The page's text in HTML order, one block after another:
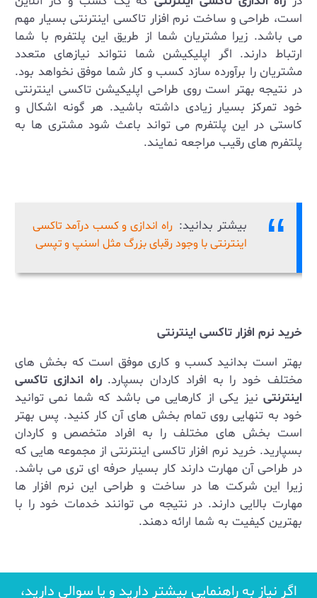
است، طراحی و ساخت نرم افزار تاکسی اینترنتی بسیار مهم
می باشد. زیرا مشتریان شما از طریق این پلتفرم با شما
ارتباط دارند. اگر اپلیکیشن شما نتواند نیازهای متعدد
مشتریان را برآورده سازد کسب و کار شما موفق نخواهد بود.
در نتیجه بهتر است روی طراحی اپلیکیشن تاکسی اینترنتی
خود تمرکز بسیار زیادی داشته باشید. هر گونه اشکال و
کاستی در این پلتفرم می تواند باعث شود مشتری ها به
پلتفرم های رقیب مراجعه نمایند.
بیشتر بدانید: راه اندازی و کسب درآمد تاکسی
اینترنتی با وجود رقبای بزرگ مثل اسنپ و تپسی
خرید نرم افزار تاکسی اینترنتی
بهتر است بدانید کسب و کاری موفق است که بخش های
مختلف خود را به افراد کاردان بسپارد.راه اندازی تاکسی
اینترنتی نیز یکی از کارهایی می باشد که شما نمی توانید
خود به تنهایی روی تمام بخش های آن کار کنید. پس بهتر
است بخش های مختلف را به افراد متخصص و کاردان
بسپارید. خرید نرم افزار تاکسی اینترنتی از مجموعه هایی که
در طراحی آن مهارت دارند کار بسیار حرفه ای تری می باشد.
زیرا این شرکت ها در ساخت و طراحی این نرم افزار ها
مهارت بالایی دارند. در نتیجه می توانند خدمات خود را با
بهترین کیفیت به شما ارائه دهند.
اگر نیاز به راهنمایی بیشتر دارید و یا سوالی دارید،